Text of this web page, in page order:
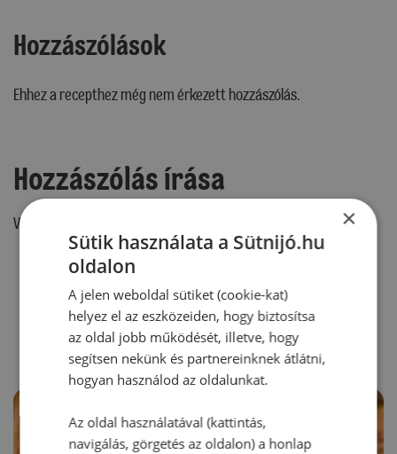
Hozzászólások
Ehhez a recepthez még nem érkezett hozzászólás.
Hozzászólás írása
Vélemény írásához, kérjük,
RECEPTAJÁNLÓ
×
Sütik használata a Sütnijó.hu
oldalon
A jelen weboldal sütiket (cookie-kat)
helyez el az eszközeiden, hogy biztosítsa
az oldal jobb működését, illetve, hogy
segítsen nekünk és partnereinknek átlátni,
hogyan használod az oldalunkat.
Az oldal használatával (kattintás,
navigálás, görgetés az oldalon) a honlap